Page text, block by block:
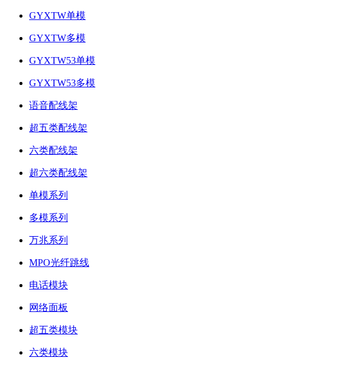
GYXTW单模
GYXTW多模
GYXTW53单模
GYXTW53多模
语音配线架
超五类配线架
六类配线架
超六类配线架
单模系列
多模系列
万兆系列
MPO光纤跳线
电话模块
网络面板
超五类模块
六类模块